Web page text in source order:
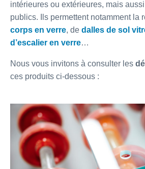
intérieures ou extérieures, mais
publics. Ils permettent notamment la
corps en verre, de dalles de sol
d’escalier en verre…
Nous vous invitons à consulter les
ces produits ci-dessous :